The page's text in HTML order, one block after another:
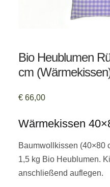
Bio Heublumen
cm
€ 66,00
Wärmekissen
Baumwollkissen (40×80
1,5 kg Bio Heublumen.
anschließend auflegen.